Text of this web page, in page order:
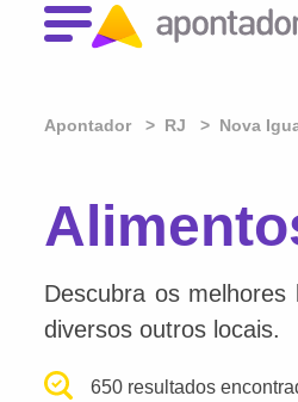
Apontador RJ Nova
Descubra os
diversos outros locais.
650 resultados